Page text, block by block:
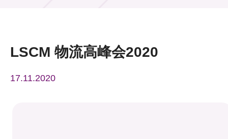
活动及消息
LSCM 物流高峰会2020
17.11.2020